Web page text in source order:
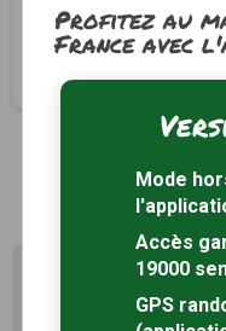
Circuit Lous
Aureilhan, Hautes-
2h30 10.5 km
Profitez
Sentiers
Profitez au
France avec
Mode
Accès
19000
GPS